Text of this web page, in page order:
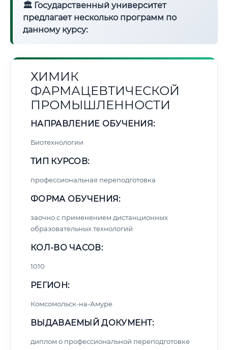
🏛 Государственный университет
предлагает несколько программ по
данному курсу:
ХИМИК
ФАРМАЦЕВТИЧЕСКОЙ
ПРОМЫШЛЕННОСТИ
НАПРАВЛЕНИЕ ОБУЧЕНИЯ:
Биотехнологии
ТИП КУРСОВ:
профессиональная переподготовка
ФОРМА ОБУЧЕНИЯ:
заочно с применением дистанционных
образовательных технологий
КОЛ-ВО ЧАСОВ:
1010
РЕГИОН:
Комсомольск-на-Амуре
ВЫДАВАЕМЫЙ ДОКУМЕНТ:
диплом о профессиональной переподготовке